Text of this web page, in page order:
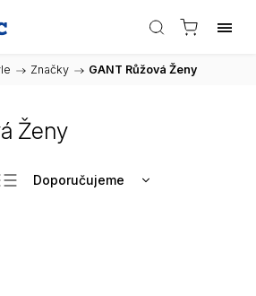
/ Značky / GANT Růžová Ženy
Ženy
Doporučujeme